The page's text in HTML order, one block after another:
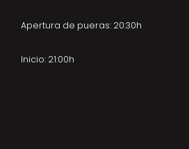
Apertura de pueras: 20:30h
Inicio: 21:00h